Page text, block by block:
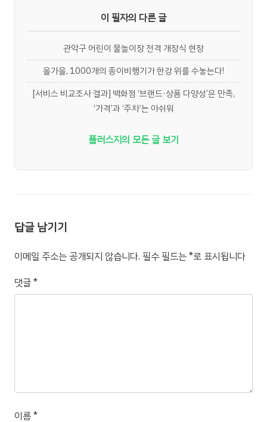
이 필자의 다른 글
관악구 어린이 물놀이장 전격 개장식 현장
올가을, 1000개의 종이비행기가 한강 위를 수놓는다!
[서비스 비교조사 결과] 백화점 ‘브랜드·상품 다양성’은 만족,
‘가격’과 ‘주차’는 아쉬워
플러스지의 모든 글 보기
답글 남기기
이메일 주소는 공개되지 않습니다. 필수 필드는*로 표시됩니다
댓글*
이름*